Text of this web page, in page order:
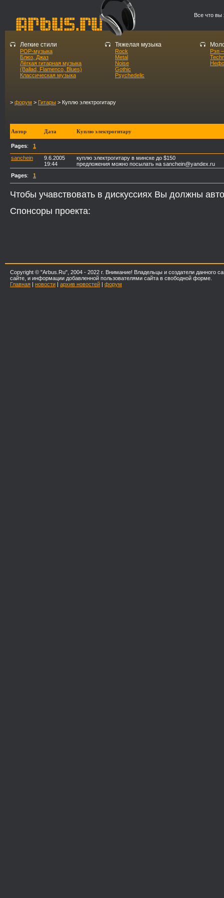
Все что вы
Легкие стили
POP-музыка
Блюз, Джаз
Лёгкая гитарная музыка
(Ballad, Flamenco, Blues)
Классическая музыка
Тяжелая музыка
Rock
Metal
Noise
Gothic
Psychedelic
Рэп
> форум > Гитары > Куплю электрогитару
Автор Дата Куплю электрогитару
Pages: 1
sanchein
9.6.2005
19:44
куплю электрогитару в минске до $150
предложения можно посылать на sanchein@yandex.ru
Pages: 1
Чтобы учавствовать в дискуссиях Вы должны
Спонсоры проекта:
Copyright © "Arbus.Ru", 2004 - 2022 г. Внимание! Владельцы и создатели данного
сайте, и информации добавленной пользователями сайта в свободной форме.
Главная | новости | архив новостей | форум